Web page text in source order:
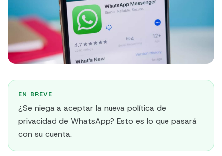
EN BREVE
¿Se niega a aceptar la nueva política de
privacidad de WhatsApp? Esto es lo que pasará
con su cuenta.